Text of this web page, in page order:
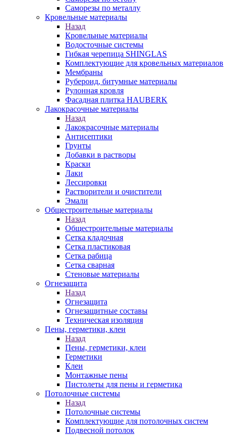
Саморезы по металлу
Кровельные материалы
Назад
Кровельные материалы
Водосточные системы
Гибкая черепица SHINGLAS
Комплектующие для кровельных материалов
Мембраны
Рубероид, битумные материалы
Рулонная кровля
Фасадная плитка HAUBERK
Лакокрасочные материалы
Назад
Лакокрасочные материалы
Антисептики
Грунты
Добавки в растворы
Краски
Лаки
Лессировки
Растворители и очистители
Эмали
Общестроительные материалы
Назад
Общестроительные материалы
Сетка кладочная
Сетка пластиковая
Сетка рабица
Сетка сварная
Стеновые материалы
Огнезащита
Назад
Огнезащита
Огнезащитные составы
Техническая изоляция
Пены, герметики, клеи
Назад
Пены, герметики, клеи
Герметики
Клеи
Монтажные пены
Пистолеты для пены и герметика
Потолочные системы
Назад
Потолочные системы
Комплектующие для потолочных систем
Подвесной потолок